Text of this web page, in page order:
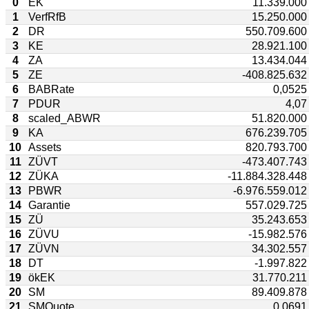
0 EK
11.339.000
1
VerfRfB
15.250.000
2
DR
550.709.600
3
KE
28.921.100
4
ZA
13.434.044
5
ZE
-408.825.632
6
BABRate
0,0525
7
PDUR
4,07
8
scaled_ABWR
51.820.000
9
KA
676.239.705
10 Assets
820.793.700
11
ZÜVT
-473.407.743
12 ZÜKA
-11.884.328.448
13
PBWR
-6.976.559.012
14 Garantie
557.029.725
15 ZÜ
35.243.653
16 ZÜVU
-15.982.576
17 ZÜVN
34.302.557
18
DT
-1.997.822
19 ökEK
31.770.211
20
SM
89.409.878